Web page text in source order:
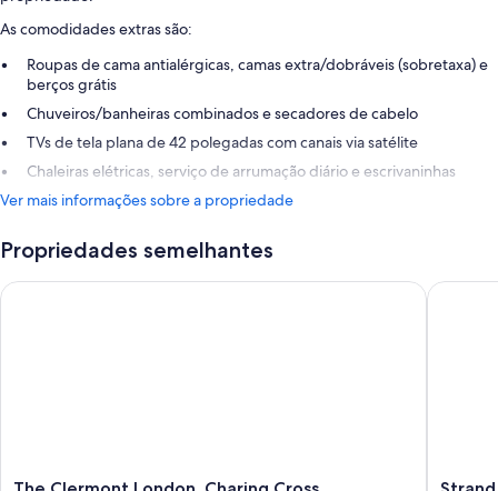
As comodidades extras são:
Roupas de cama antialérgicas, camas extra/dobráveis (sobretaxa) e
berços grátis
Chuveiros/banheiras combinados e secadores de cabelo
TVs de tela plana de 42 polegadas com canais via satélite
Chaleiras elétricas, serviço de arrumação diário e escrivaninhas
Ver mais informações sobre a propriedade
Propriedades semelhantes
The
The Clermont London, Charing Cross
Strand
Strand